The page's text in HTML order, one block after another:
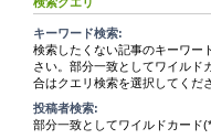
キーワード検索:
検索したくない記事のキーワー
さい。部分一致としてワイルド
合はクエリ検索を選択してくだ
投稿者検索:
部分一致としてワイルドカード